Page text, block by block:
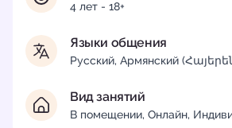
4 лет - 18+
Языки общения
Русский, Армянский
Вид занятий
В помещении, Онлайн,